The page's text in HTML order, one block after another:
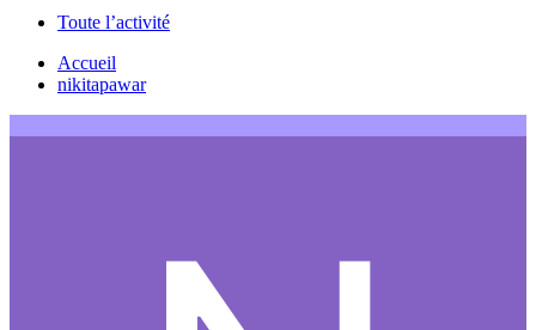
Toute l’activité
Accueil
nikitapawar